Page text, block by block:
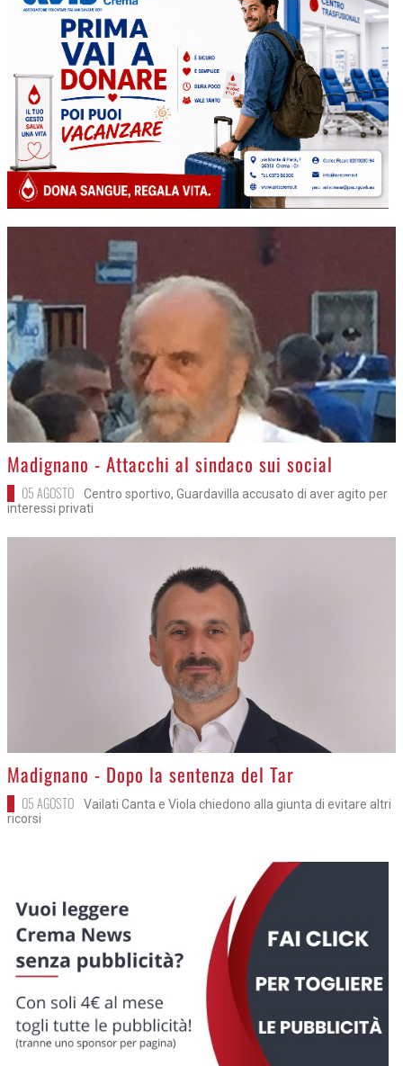
>Madignano - Attacchi al sindaco sui social
05 AGOSTO
Centro sportivo, Guardavilla accusato di aver agito per
interessi privati
>Madignano - Dopo la sentenza del Tar
05 AGOSTO
Vailati Canta e Viola chiedono alla giunta di evitare altri
ricorsi